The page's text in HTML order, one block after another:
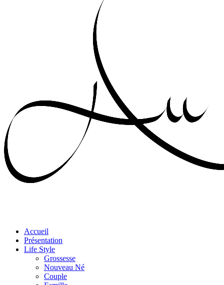
Accueil
Présentation
Life Style
Grossesse
Nouveau Né
Couple